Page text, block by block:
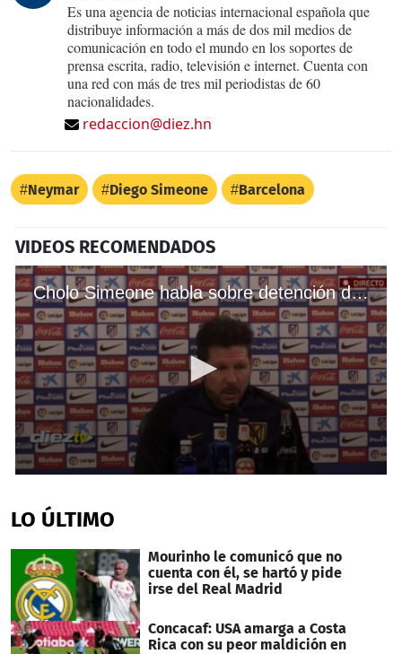
Es una agencia de noticias internacional española que
distribuye información a más de dos mil medios de
comunicación en todo el mundo en los soportes de
prensa escrita, radio, televisión e internet. Cuenta con
una red con más de tres mil periodistas de 60
nacionalidades.
redaccion@diez.hn
Neymar Diego Simeone Barcelona
VIDEOS RECOMENDADOS
Cholo Simeone habla sobre detención de jugador del Atlético de Madrid
of
31
LO ÚLTIMO
Mourinho le comunicó que no
cuenta con él, se hartó y pide
irse del Real Madrid
Concacaf: USA amarga a Costa
Rica con su peor maldición en